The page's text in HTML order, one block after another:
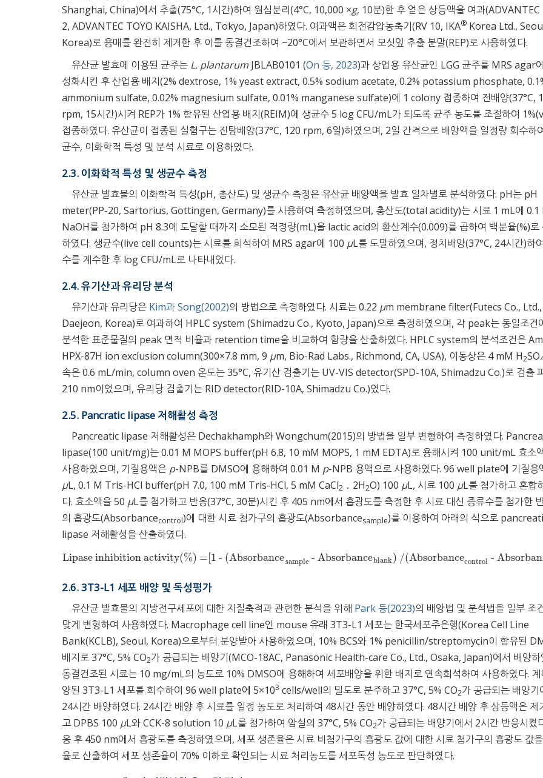
Shanghai, China)에서 추출(75°C, 1시간)하여 원심분리(4°C, 10,000 ×g, 10분)한 후 얻은 상등액을 여과(ADVANTEC
2, ADVANTEC TOYO KAISHA, Ltd., Tokyo, Japan)하였다. 여과액은 회전감압농축기(RV 10, IKA® Korea Ltd.,
Korea)로 용매를 완전히 제거한 후 이를 동결건조하여 −20°C에서 보관하면서 모싯잎 추출 분말(REP)로 사용하였다.
유산균 발효에 이용된 균주는 L. plantarum JBLAB0101 (On 등, 2023)과 상업용 유산균인 LGG 균주를 MRS agar
성화시킨 후 산업용 배지(2% dextrose, 1% yeast extract, 0.5% sodium acetate, 0.2% potassium phosphate,
ammonium sulfate, 0.02% magnesium sulfate, 0.01% manganese sulfate)에 1 colony 접종하여 전배양(37°C,
rpm, 15시간)시켜 REP가 1% 함유된 산업용 배지(REIM)에 생균수 5 log CFU/mL가 되도록 균주 농도를 조절하여
접종하였다. 유산균이 접종된 실험구는 진탕배양(37°C, 120 rpm, 6일)하였으며, 2일 간격으로 배양액을 일정량 회수하
균수, 이화학적 특성 및 분석 시료로 이용하였다.
2.3. 이화학적 특성 및 생균수 측정
유산균 발효물의 이화학적 특성(pH, 총산도) 및 생균수 측정은 유산균 배양액을 발효 일차별로 분석하였다. pH는 pH
meter(PP-20, Sartorius, Gottingen, Germany)를 사용하여 측정하였으며, 총산도(total acidity)는 시료 1 mL에 0.1
NaOH를 첨가하여 pH 8.3에 도달할 때까지 소모된 적정량(mL)을 lactic acid의 환산계수(0.009)를 곱하여 백분율(%)로
하였다. 생균수(live cell counts)는 시료를 희석하여 MRS agar에 100 μL를 도말하였으며, 정치배양(37°C, 24시간)하
수를 계수한 후 log CFU/mL로 나타내었다.
2.4. 유기산과 유리당 분석
유기산과 유리당은 Kim과 Song(2002)의 방법으로 측정하였다. 시료는 0.22 μm membrane filter(Futecs Co., Ltd.,
Daejeon, Korea)로 여과하여 HPLC system (Shimadzu Co., Kyoto, Japan)으로 측정하였으며, 각 peak는 동일조건
분석한 표준물질의 peak 면적 비율과 retention time을 비교하여 함량을 산출하였다. HPLC system의 분석조건은
HPX-87H ion exclusion column(300×7.8 mm, 9 μm, Bio-Rad Labs., Richmond, CA, USA), 이동상은 4 mM H2SO
속은 0.6 mL/min, column oven 온도는 35°C, 유기산 검출기는 UV-VIS detector(SPD-10A, Shimadzu Co.)로 검출
210 nm이었으며, 유리당 검출기는 RID detector(RID-10A, Shimadzu Co.)였다.
2.5. Pancratic lipase 저해활성 측정
Pancreatic lipase 저해활성은 Dechakhamph와 Wongchum(2015)의 방법을 일부 변형하여 측정하였다.
lipase(100 unit/mg)는 0.01 M MOPS buffer(pH 6.8, 10 mM MOPS, 1 mM EDTA)로 용해시켜 100 unit/mL 효소
사용하였으며, 기질용액은 p-NPB를 DMSO에 용해하여 0.01 M p-NPB 용액으로 사용하였다. 96 well plate에 기질용
μL, 0.1 M Tris-HCl buffer(pH 7.0, 100 mM Tris-HCl, 5 mM CaCl2 ․ 2H2O) 100 μL, 시료 100 μL를 첨가하고 혼합
다. 효소액을 50 μL를 첨가하고 반응(37°C, 30분)시킨 후 405 nm에서 흡광도를 측정한 후 시료 대신 증류수를 첨가한
의 흡광도(Absorbancecontrol)에 대한 시료 첨가구의 흡광도(Absorbancesample)를 이용하여 아래의 식으로
lipase 저해활성을 산출하였다.
Lipase inhibition activity(%) =[1 - (Absorbancesample - Absorbanceblank) /(Absorbancecontrol -
Lipase inhibition activity(%) =[1 - (Absorbancesample- Absorbanceblank) /(Absorbancecontrol- Absorbance
2.6. 3T3-L1 세포 배양 및 독성평가
유산균 발효물의 지방전구세포에 대한 지질축적과 관련한 분석을 위해 Park 등(2023)의 배양법 및 분석법을 일부 조
맞게 변형하여 사용하였다. Macrophage cell line인 mouse 유래 3T3-L1 세포는 한국세포주은행(Korea Cell Line
Bank(KCLB), Seoul, Korea)으로부터 분양받아 사용하였으며, 10% BCS와 1% penicillin/streptomycin이 함유된
배지로 37°C, 5% CO2가 공급되는 배양기(MCO-18AC, Panasonic Health-care Co., Ltd., Osaka, Japan)에서 배양하
동결건조된 시료는 10 mg/mL의 농도로 10% DMSO에 용해하여 세포배양을 위한 배지로 연속희석하여 사용하였다. 계
양된 3T3-L1 세포를 회수하여 96 well plate에 5×103 cells/well의 밀도로 분주하고 37°C, 5% CO2가 공급되는 배양기
24시간 배양하였다. 24시간 배양 후 시료를 일정 농도로 처리하여 48시간 동안 배양하였다. 48시간 배양 후 상등액은 제
고 DPBS 100 μL와 CCK-8 solution 10 μL를 첨가하여 암실의 37°C, 5% CO2가 공급되는 배양기에서 2시간 반응시켰
응 후 450 nm에서 흡광도를 측정하였으며, 세포 생존율은 시료 비첨가구의 흡광도 값에 대한 시료 첨가구의 흡광도 값
율로 산출하여 세포 생존율이 70% 이하로 확인되는 시료 처리농도를 세포독성 농도로 판단하였다.